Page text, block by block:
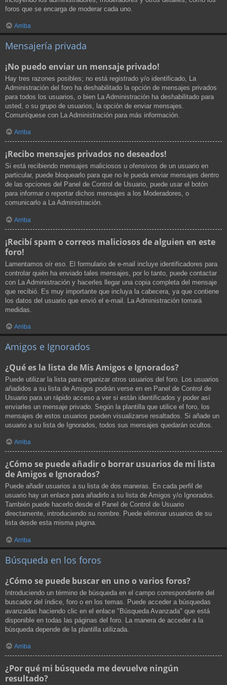
foros que se encarga de moderar cada uno.
Arriba
Mensajería privada
¡No puedo enviar un mensaje privado!
Hay tres razones posibles; no está registrado y/o identificado, La
Administración del foro ha deshabilitado la opción de mensajes privados
para todos los usuarios, o bien La Administración ha deshabilitado para
usted, o su grupo de usuarios, la opción de enviar mensajes.
Comuníquese con La Administración para más información.
Arriba
¡Recibo mensajes privados no deseados!
Si está recibiendo mensajes maliciosos u ofensivos de un usuario en
particular, puede bloquearlo para que no le pueda enviar mensajes dentro
de las opciones del Panel de Control de Usuario, puede usar el botón
para informar o reportar dichos mensajes a los Moderadores, o
comunicarlo a La Administración.
Arriba
¡Recibí spam o correos maliciosos de alguien en este
foro!
Lamentamos oír eso. El formulario de e-mail incluye identificadores para
controlar quién ha enviado tales mensajes, por lo tanto, puede contactar
con La Administración y hacerles llegar una copia completa del mensaje
que recibió. Es muy importante que incluya la cabecera, ya que contiene
los datos del usuario que envió el e-mail. La Administración tomará
medidas.
Arriba
Amigos e Ignorados
¿Qué es la lista de Mis Amigos e Ignorados?
Puede utilizar la lista para organizar otros usuarios del foro. Los usuarios
añadidos a su lista de Amigos podrán verse en en Panel de Control de
Usuario para un rápido acceso a ver si están identificados y poder así
enviarles un mensaje privado. Según la plantilla que utilice el foro, los
mensajes de estos usuarios pueden visualizarse resaltados. Si añade un
usuario a su lista de Ignorados, todos sus mensajes quedarán ocultos.
Arriba
¿Cómo se puede añadir o borrar usuarios de mi lista
de Amigos e Ignorados?
Puede añadir usuarios a su lista de dos maneras. En cada perfil de
usuario hay un enlace para añadirlo a su lista de Amigos y/o Ignorados.
También puede hacerlo desde el Panel de Control de Usuario
directamente, introduciendo su nombre. Puede eliminar usuarios de su
lista desde esta misma página.
Arriba
Búsqueda en los foros
¿Cómo se puede buscar en uno o varios foros?
Introduciendo un término de búsqueda en el campo correspondiente del
buscador del índice, foro o en los temas. Puede acceder a búsquedas
avanzadas haciendo clic en el enlace "Búsqueda Avanzada" que está
disponible en todas las páginas del foro. La manera de acceder a la
búsqueda depende de la plantilla utilizada.
Arriba
¿Por qué mi búsqueda me devuelve ningún
resultado?